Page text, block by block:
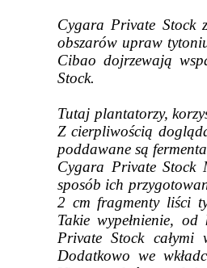
Cygara Private Stock
obszarów upraw
Cibao dojrzewają
Stock.
Tutaj plantatorzy,
Z cierpliwością
poddawane są
Cygara Private
sposób ich
2 cm fragmenty liści
Takie wypełnienie,
Private Stock całymi
Dodatkowo we